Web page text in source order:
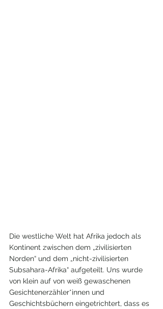
Die westliche Welt hat Afrika jedoch als
Kontinent zwischen dem „zivilisierten
Norden“ und dem „nicht-zivilisierten
Subsahara-Afrika“ aufgeteilt. Uns wurde
von klein auf von weiß gewaschenen
Gesichtenerzähler*innen und
Geschichtsbüchern eingetrichtert, dass es